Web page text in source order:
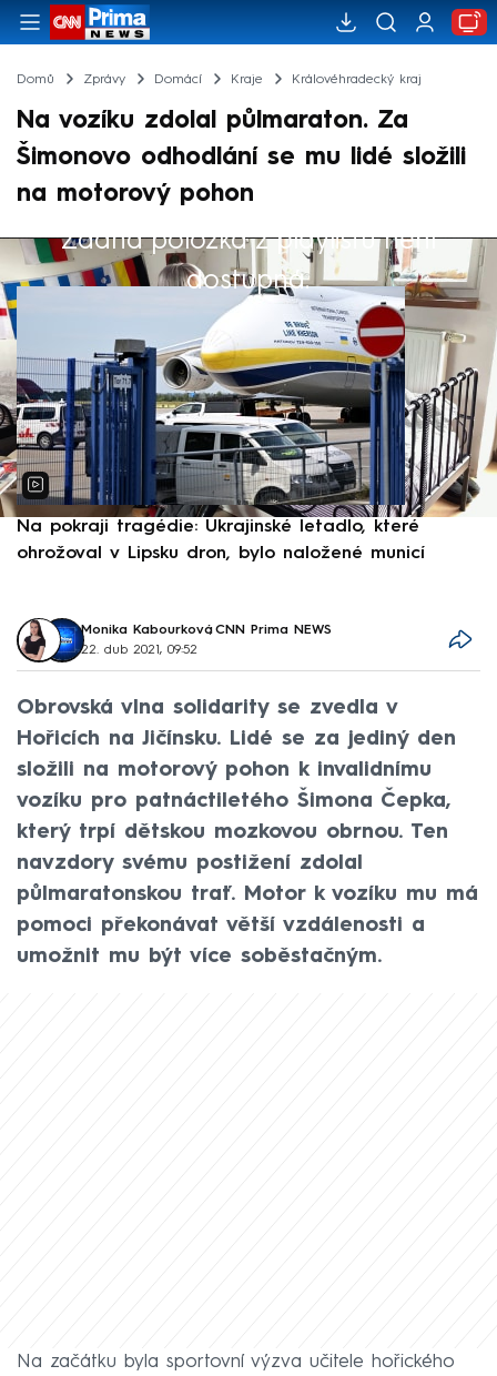
Domů Zprávy Domácí Kraje Královéhradecký kraj
Na vozíku zdolal půlmaraton. Za
Šimonovo odhodlání se mu lidé složili
na motorový pohon
Žádná položka z playlistu není
dostupná.
Výběr redakce
Na pokraji tragédie: Ukrajinské letadlo, které
ohrožoval v Lipsku dron, bylo naložené municí
Monika Kabourková, CNN Prima NEWS
22. dub 2021, 09:52
Obrovská vlna solidarity se zvedla v
Hořicích na Jičínsku. Lidé se za jediný den
složili na motorový pohon k invalidnímu
vozíku pro patnáctiletého Šimona Čepka,
který trpí dětskou mozkovou obrnou. Ten
navzdory svému postižení zdolal
půlmaratonskou trať. Motor k vozíku mu má
pomoci překonávat větší vzdálenosti a
umožnit mu být více soběstačným.
Na začátku byla sportovní výzva učitele hořického